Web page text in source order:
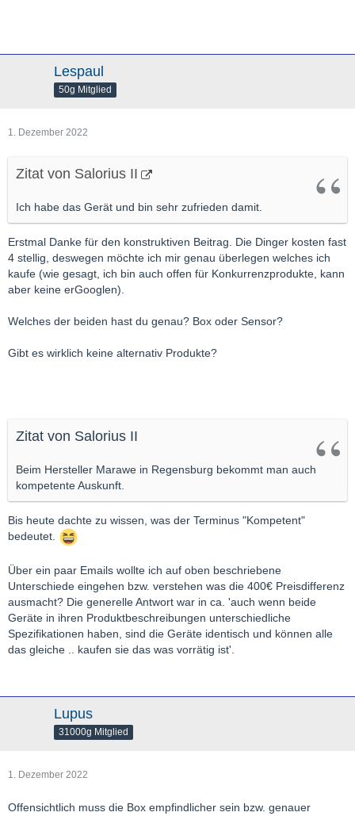
Lespaul
50g Mitglied
1. Dezember 2022
Zitat von Salorius II
Ich habe das Gerät und bin sehr zufrieden damit.
Erstmal Danke für den konstruktiven Beitrag. Die Dinger kosten fast
4 stellig, deswegen möchte ich mir genau überlegen welches ich
kaufe (wie gesagt, ich bin auch offen für Konkurrenzprodukte, kann
aber keine erGooglen).
Welches der beiden hast du genau? Box oder Sensor?
Gibt es wirklich keine alternativ Produkte?
Zitat von Salorius II
Beim Hersteller Marawe in Regensburg bekommt man auch
kompetente Auskunft.
Bis heute dachte zu wissen, was der Terminus "Kompetent"
bedeutet.
Über ein paar Emails wollte ich auf oben beschriebene
Unterschiede eingehen bzw. verstehen was die 400€ Preisdifferenz
ausmacht? Die generelle Antwort war in ca. 'auch wenn beide
Geräte in ihren Produktbeschreibungen unterschiedliche
Spezifikationen haben, sind die Geräte identisch und können alle
das gleiche .. kaufen sie das was vorrätig ist'.
Lupus
31000g Mitglied
1. Dezember 2022
Offensichtlich muss die Box empfindlicher sein bzw. genauer